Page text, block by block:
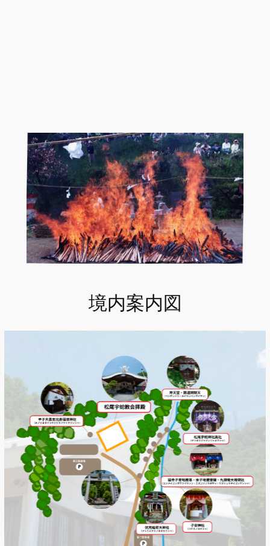
境内案内図